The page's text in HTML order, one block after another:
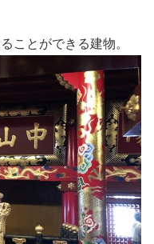
ことができる建物。